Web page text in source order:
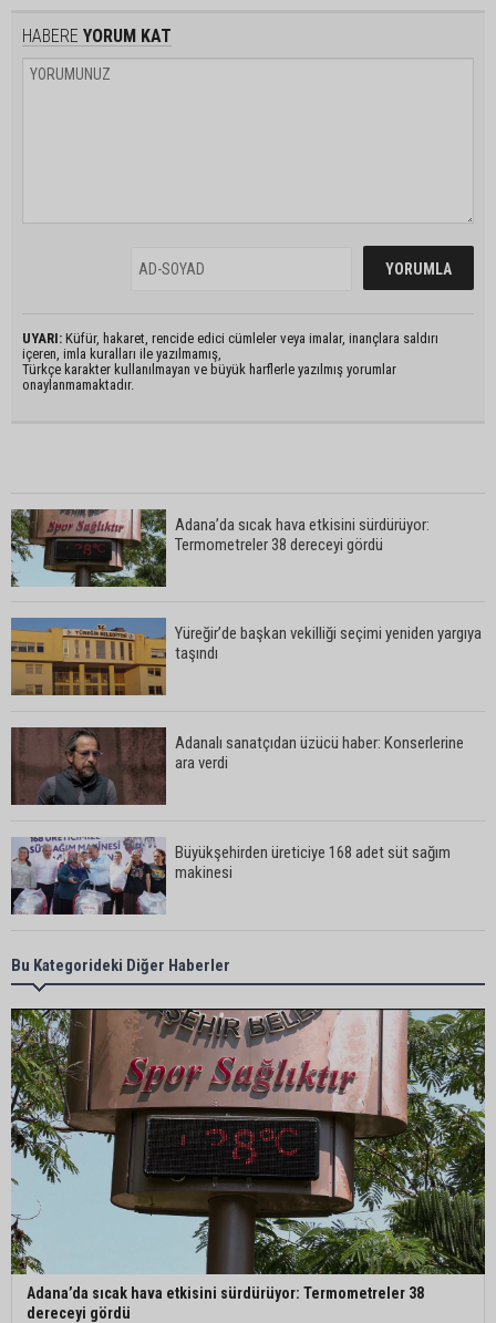
HABERE YORUM KAT
UYARI: Küfür, hakaret, rencide edici cümleler veya imalar, inançlara saldırı
içeren, imla kuralları ile yazılmamış,
Türkçe karakter kullanılmayan ve büyük harflerle yazılmış yorumlar
onaylanmamaktadır.
Adana’da sıcak hava etkisini sürdürüyor:
Termometreler 38 dereceyi gördü
Yüreğir’de başkan vekilliği seçimi yeniden yargıya
taşındı
Adanalı sanatçıdan üzücü haber: Konserlerine
ara verdi
Büyükşehirden üreticiye 168 adet süt sağım
makinesi
Ayhan Barut: "Sıcaklar yaşam hakkını tehdit
ediyor"
ASKİ'den Bakımyurdu Caddesi'nde içme suyu
altyapısına güçlü yatırım
Müzeyyen Şevkin: "Yolcu garantisi verilen
havalimanında 100 emekçi neden işten
çıkarılıyor?"
Büyükşehir açıkladı: Yasaklı ırk köpeğe mevzuat
Bu Kategorideki Diğer Haberler
Adana’da sıcak hava etkisini sürdürüyor: Termometreler 38
dereceyi gördü